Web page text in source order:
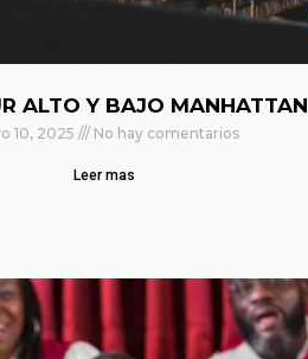
ALTO Y BAJO MANHATTAN
10, 2025 No hay comentarios
Leer mas